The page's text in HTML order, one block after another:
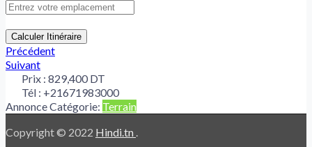
Calculer Itinéraire
Précédent
Suivant
Prix : 829,400 DT
Tél : +21671983000
Annonce Catégorie: Terrain
Copyright © 2022 Hindi.tn .